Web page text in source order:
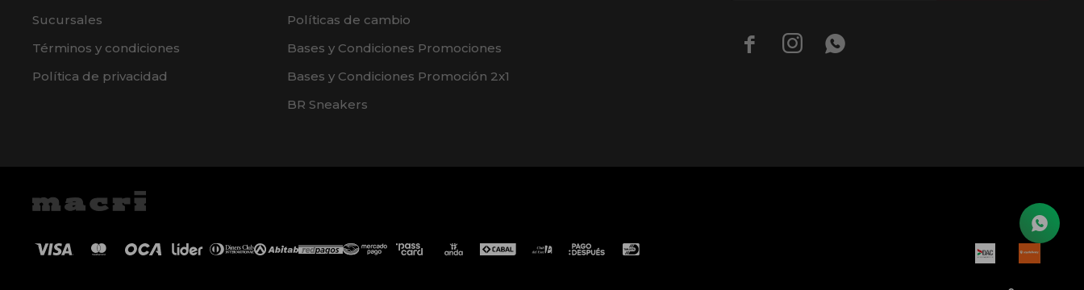
Sucursales
Términos y condiciones
Política de privacidad
Políticas de cambio
Bases y Condiciones Promociones
Bases y Condiciones Promoción 2x1
BR Sneakers
  